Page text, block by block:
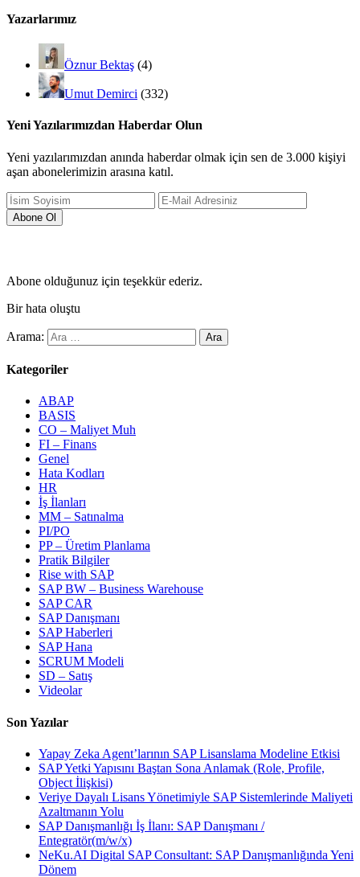
Yazarlarımız
Öznur Bektaş (4)
Umut Demirci (332)
Yeni Yazılarımızdan Haberdar Olun
Yeni yazılarımızdan anında haberdar olmak için sen de 3.000 kişiyi
aşan abonelerimizin arasına katıl.
Abone olduğunuz için teşekkür ederiz.
Bir hata oluştu
Arama:
Kategoriler
ABAP
BASIS
CO – Maliyet Muh
FI – Finans
Genel
Hata Kodları
HR
İş İlanları
MM – Satınalma
PI/PO
PP – Üretim Planlama
Pratik Bilgiler
Rise with SAP
SAP BW – Business Warehouse
SAP CAR
SAP Danışmanı
SAP Haberleri
SAP Hana
SCRUM Modeli
SD – Satış
Videolar
Son Yazılar
Yapay Zeka Agent’larının SAP Lisanslama Modeline Etkisi
SAP Yetki Yapısını Baştan Sona Anlamak (Role, Profile,
Object İlişkisi)
Veriye Dayalı Lisans Yönetimiyle SAP Sistemlerinde Maliyeti
Azaltmanın Yolu
SAP Danışmanlığı İş İlanı: SAP Danışmanı /
Entegratör(m/w/x)
NeKu.AI Digital SAP Consultant: SAP Danışmanlığında Yeni
Dönem